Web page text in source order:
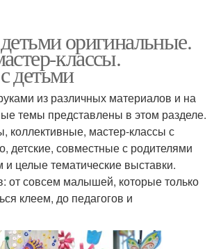
оригинальные.
классы.
детьми
из различных материалов и на
темы представлены в этом разделе.
коллективные, мастер-классы с
детские, совместные с родителями
и целые тематические выставки.
от совсем малышей, которые только
клеем, до педагогов и